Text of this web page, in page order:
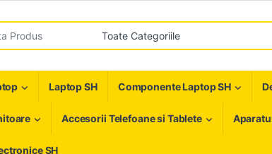
Laptop SH Componente Laptop SH
Accesorii Telefoane si Tablete
SH